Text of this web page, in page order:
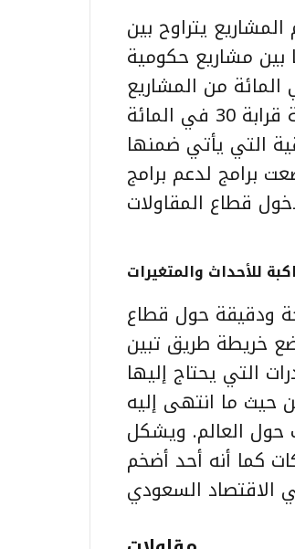
يتراوح بين
تتوزع ما بين مشاريع حكومية
الخاص ومشاريع الأفراد، مشيراً إلى أن 45 في المائة من المشاريع
تملكها الحكومة، فيما تملك الجهات التي تندرج تحت الحكومة قرابة 30 في المائة
التي يأتي ضمنها
والأفراد، موضحاً أن «رؤية 2030» وضعت برامج لدعم برامج
للأحداث والمتغيرات
ودقيقة حول قطاع
خريطة طريق تبين
التي يحتاج إليها
حيث ما انتهى إليه
حول العالم. ويشكل
كما أنه أحد أضخم